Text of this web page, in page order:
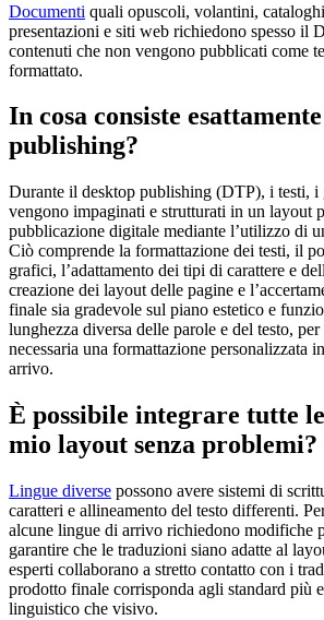
Documenti quali opuscoli, volantini,
presentazioni e siti web richiedono spesso il
contenuti che non vengono pubblicati come
formattato.
In cosa consiste
publishing?
Durante il desktop publishing (DTP), i testi, i
vengono impaginati e strutturati in un layout
pubblicazione digitale mediante l’utilizzo di
Ciò comprende la formattazione dei testi, il
grafici, l’adattamento dei tipi di carattere e
creazione dei layout delle pagine e
finale sia gradevole sul piano estetico e
lunghezza diversa delle parole e del testo,
necessaria una formattazione personalizzata
arrivo.
È possibile integrare tutte
mio layout senza problemi?
Lingue diverse possono avere sistemi di
caratteri e allineamento del testo differenti.
alcune lingue di arrivo richiedono modifiche
garantire che le traduzioni siano adatte al
esperti collaborano a stretto contatto con i
prodotto finale corrisponda agli standard più
linguistico che visivo.